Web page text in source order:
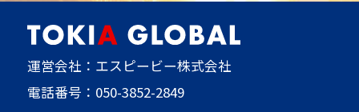
運営会社：エスピービー株式会社
電話番号： 050-3852-2849